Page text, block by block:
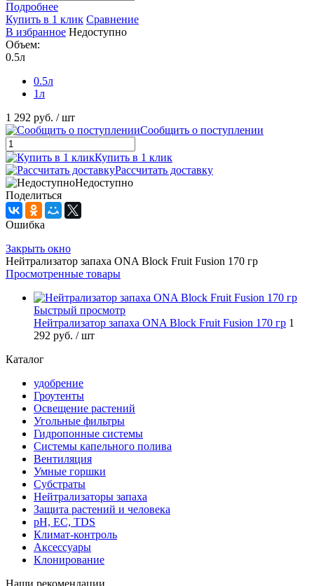
Подробнее
Купить в 1 клик Сравнение
В избранное Недоступно
Объем:
0.5л
0.5л
1л
1 292 руб. / шт
Сообщить о поступлении
Купить в 1 клик
Рассчитать доставку
Недоступно
Поделиться
Ошибка
Закрыть окно
Нейтрализатор запаха ONA Block Fruit Fusion 170 гр
Просмотренные товары
Быстрый просмотр
Нейтрализатор запаха ONA Block Fruit Fusion 170 гр 1
292 руб. / шт
Каталог
удобрение
Гроутенты
Освещение растений
Угольные фильтры
Гидропонные системы
Системы капельного полива
Вентиляция
Умные горшки
Субстраты
Нейтрализаторы запаха
Защита растений и человека
pH, EC, TDS
Климат-контроль
Аксессуары
Клонирование